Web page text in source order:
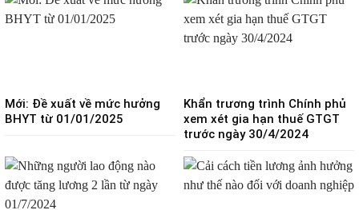
Mới: Đề xuất về mức hưởng
BHYT từ 01/01/2025
Khẩn trương trình Chính phủ
xem xét gia hạn thuế GTGT
trước ngày 30/4/2024